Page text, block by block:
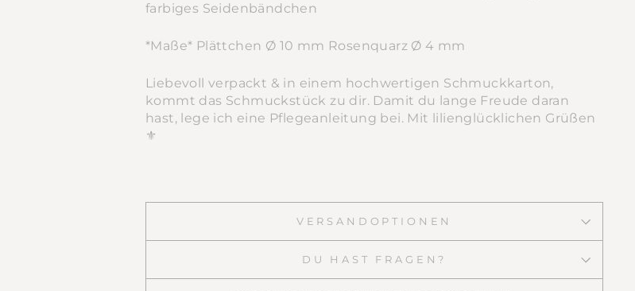
farbiges Seidenbändchen
*Maße* Plättchen Ø 10 mm Rosenquarz Ø 4 mm
Liebevoll verpackt & in einem hochwertigen Schmuckkarton,
kommt das Schmuckstück zu dir. Damit du lange Freude daran
hast, lege ich eine Pflegeanleitung bei. Mit lilienglücklichen Grüßen
⚜️
VERSANDOPTIONEN
DU HAST FRAGEN?